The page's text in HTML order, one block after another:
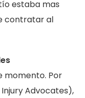
estaba mas
contratar al
momento. Por
Advocates),